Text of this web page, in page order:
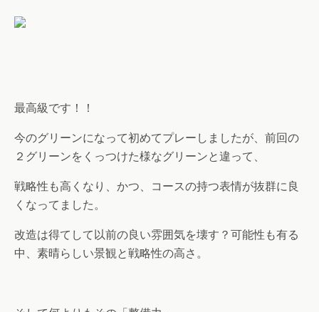
最高級です！！
今のグリーンになって初めてプレーしましたが、前回の
２グリーンをくっつけた様なグリーンと違って、
戦略性も高くなり、かつ、コースの持つ表情が抜群に良
くなってました。
改造は得てして以前の良い雰囲気を壊す？可能性も有る
中、素晴らしい景観と戦略性の高さ。